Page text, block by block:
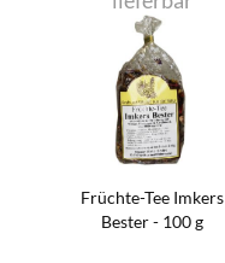
Früchte-Tee Imkers
Bester - 100 g